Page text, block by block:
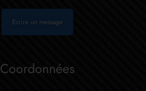
Ecrire un message
Coordonnées